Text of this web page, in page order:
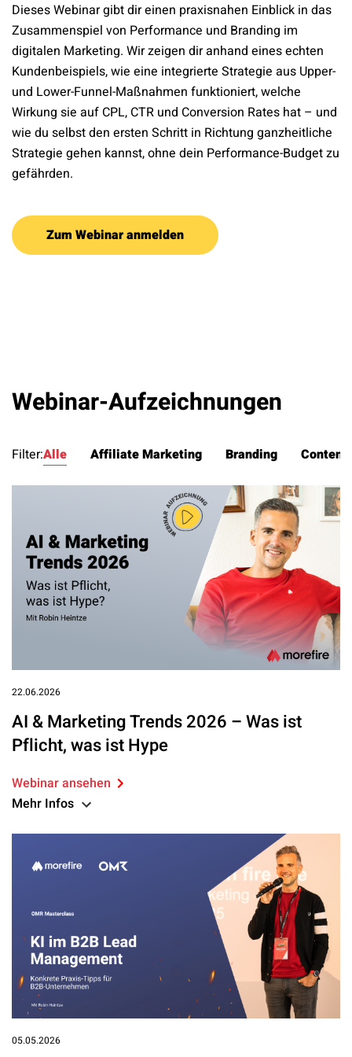
Dieses Webinar gibt dir einen praxisnahen Einblick in das
Zusammenspiel von Performance und Branding im
digitalen Marketing. Wir zeigen dir anhand eines echten
Kundenbeispiels, wie eine integrierte Strategie aus Upper-
und Lower-Funnel-Maßnahmen funktioniert, welche
Wirkung sie auf CPL, CTR und Conversion Rates hat – und
wie du selbst den ersten Schritt in Richtung ganzheitliche
Strategie gehen kannst, ohne dein Performance-Budget zu
gefährden.
Zum Webinar anmelden
Webinar-Aufzeichnungen
Filter:Alle Affiliate Marketing Branding Content
22.06.2026
AI & Marketing Trends 2026 – Was ist
Pflicht, was ist Hype
Webinar ansehen
Mehr Infos
05.05.2026